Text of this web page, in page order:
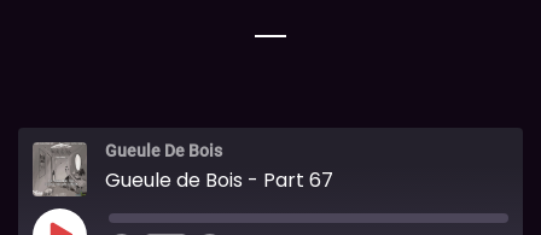
Gueule De Bois
Gueule de Bois - Part 67